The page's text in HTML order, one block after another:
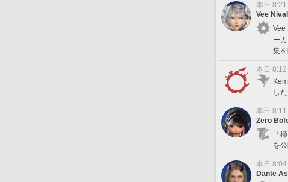
本日 8:21
Vee
Vee
ー
集を
本日 8:12
した
本日 8:11
Zero
「
を
本日 8:04
Dante